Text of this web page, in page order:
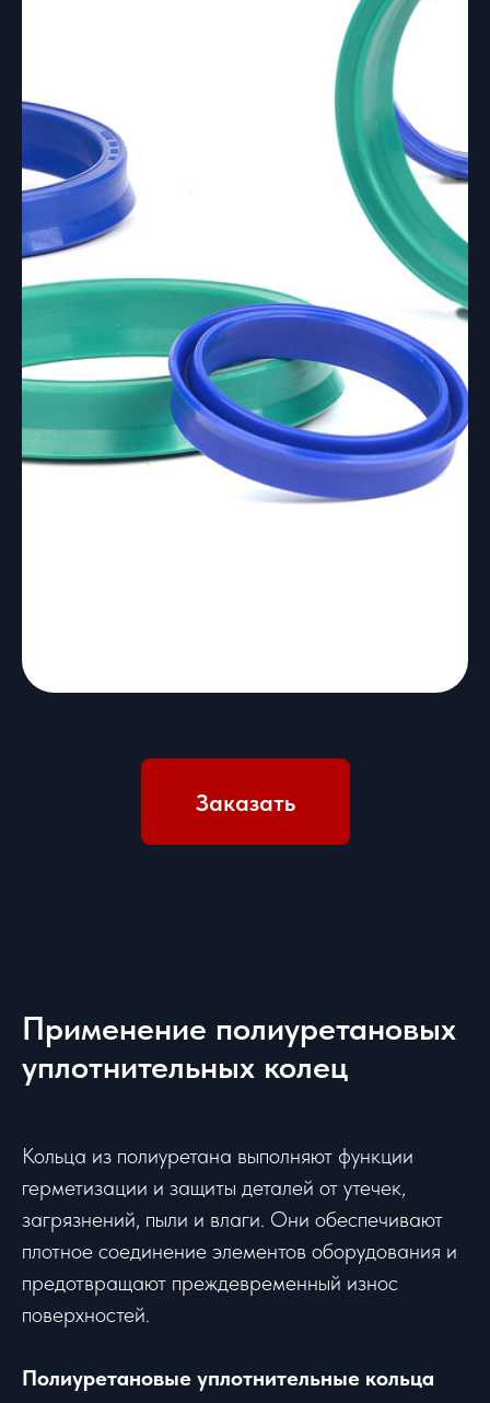
Заказать
Применение полиуретановых
уплотнительных колец
Кольца из полиуретана выполняют функции
герметизации и защиты деталей от утечек,
загрязнений, пыли и влаги. Они обеспечивают
плотное соединение элементов оборудования и
предотвращают преждевременный износ
поверхностей.
Полиуретановые уплотнительные кольца